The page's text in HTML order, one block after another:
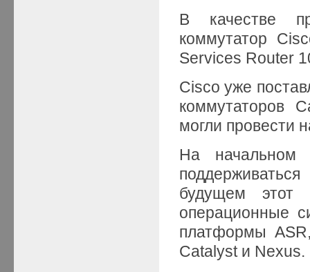
В качестве
коммутатор
Services Router
Cisco уже
коммутаторов
могли провести
На начальном
будущем этот
операционные
платформы
Catalyst и Nexus.